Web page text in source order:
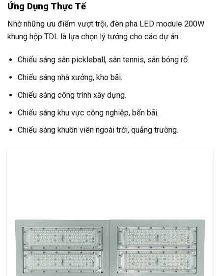
Ứng Dụng Thực Tế
Nhờ những ưu điểm vượt trội, đèn pha LED module 200W
khung hộp TDL là lựa chọn lý tưởng cho các dự án:
Chiếu sáng sân pickleball, sân tennis, sân bóng rổ.
Chiếu sáng nhà xưởng, kho bãi.
Chiếu sáng công trình xây dựng.
Chiếu sáng khu vực công nghiệp, bến bãi.
Chiếu sáng khuôn viên ngoài trời, quảng trường.